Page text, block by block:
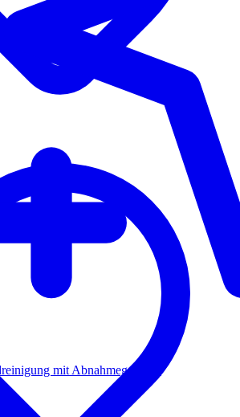
mit Abnahmegarantie